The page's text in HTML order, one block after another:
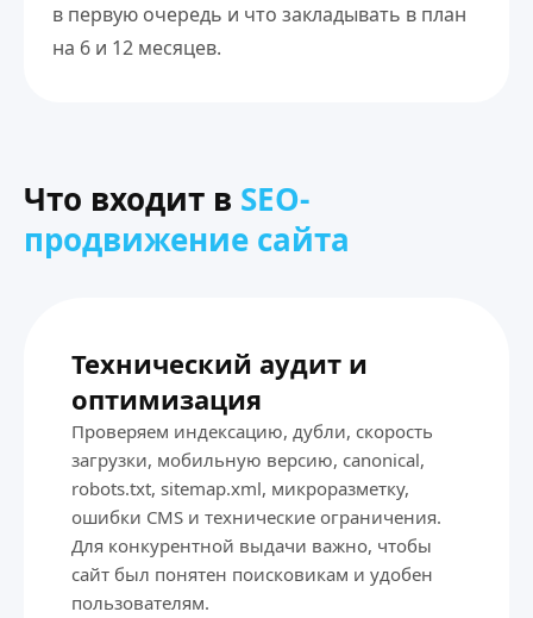
в первую очередь и что закладывать в план
на 6 и 12 месяцев.
Что входит в SEO-
продвижение сайта
Технический аудит и
оптимизация
Проверяем индексацию, дубли, скорость
загрузки, мобильную версию, canonical,
robots.txt, sitemap.xml, микроразметку,
ошибки CMS и технические ограничения.
Для конкурентной выдачи важно, чтобы
сайт был понятен поисковикам и удобен
пользователям.